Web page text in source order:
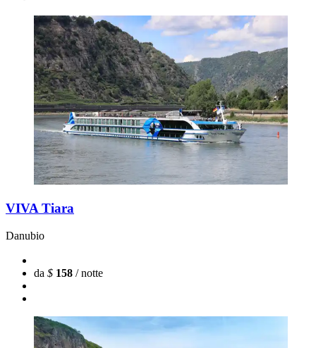
VIVA Tiara
Danubio
da $ 158 / notte